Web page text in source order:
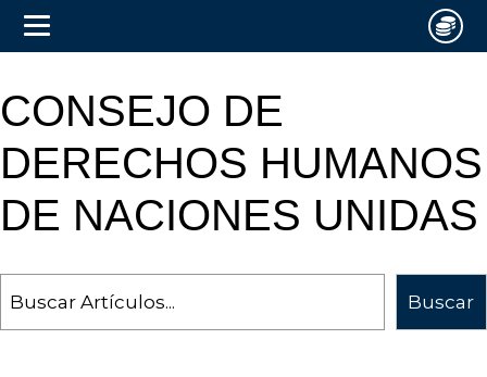
CONSEJO DE
DERECHOS HUMANOS
DE NACIONES UNIDAS
Buscar